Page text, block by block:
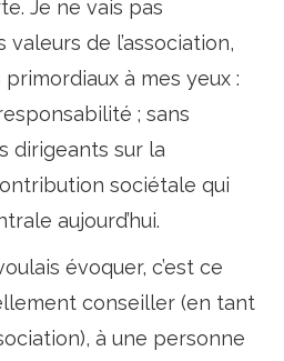
Je ne vais pas
de l’association,
à mes yeux :
; sans
dirigeants sur la
sociétale qui
aujourd’hui.
évoquer, c’est ce
conseiller (en tant
à une personne